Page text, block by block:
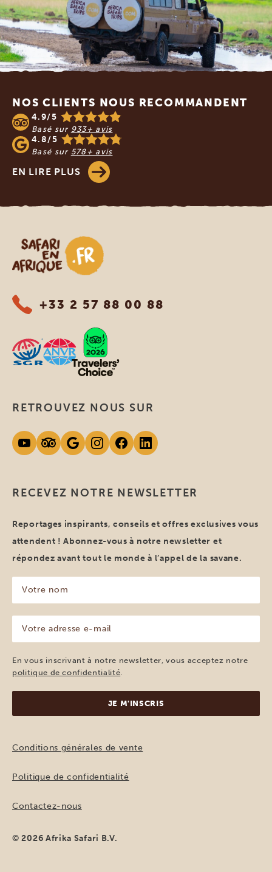
Footer
NOS CLIENTS NOUS RECOMMANDENT
4.9/5
Basé sur 933+ avis
4.8/5
Basé sur 578+ avis
EN LIRE PLUS
Safari en Afrique
+33 2 57 88 00 88
RECEVEZ NOTRE NEWSLETTER
Reportages inspirants, conseils et offres exclusives vous
attendent ! Abonnez-vous à notre newsletter et
répondez avant tout le monde à l’appel de la savane.
nom
(Nécessaire)
adresse
e-
mail
(Nécessaire)
En vous inscrivant à notre newsletter, vous acceptez notre
politique de confidentialité
RETROUVEZ NOUS SUR
Conditions générales de vente
Politique de confidentialité
Contactez-nous
© 2026 Afrika Safari B.V.